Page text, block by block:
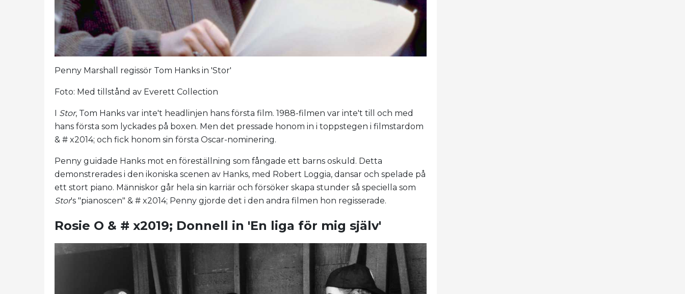
Penny Marshall regissör Tom Hanks in 'Stor'
Foto: Med tillstånd av Everett Collection
I Stor, Tom Hanks var inte't headlinjen hans första film. 1988-filmen var inte't till och med
hans första som lyckades på boxen. Men det pressade honom in i toppstegen i filmstardom
& # x2014; och fick honom sin första Oscar-nominering.
Penny guidade Hanks mot en föreställning som fångade ett barns oskuld. Detta
demonstrerades i den ikoniska scenen av Hanks, med Robert Loggia, dansar och spelade på
ett stort piano. Människor går hela sin karriär och försöker skapa stunder så speciella som
Stor's "pianoscen" & # x2014; Penny gjorde det i den andra filmen hon regisserade.
Rosie O & # x2019; Donnell in 'En liga för mig själv'